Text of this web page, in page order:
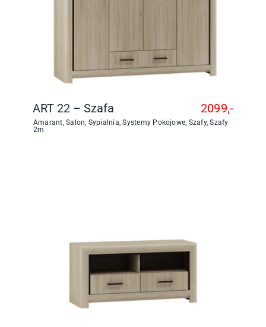
ART 22 – Szafa
Amarant,Salon, Sypialnia,Systemy Pokojowe, Szafy,Szafy
2m
2099,-